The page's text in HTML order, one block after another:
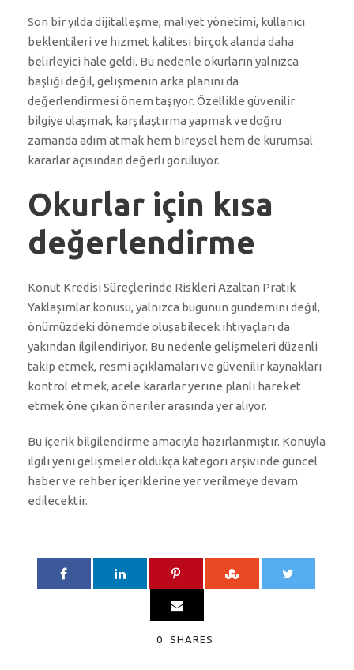
Son bir yılda dijitalleşme, maliyet yönetimi, kullanıcı
beklentileri ve hizmet kalitesi birçok alanda daha
belirleyici hale geldi. Bu nedenle okurların yalnızca
başlığı değil, gelişmenin arka planını da
değerlendirmesi önem taşıyor. Özellikle güvenilir
bilgiye ulaşmak, karşılaştırma yapmak ve doğru
zamanda adım atmak hem bireysel hem de kurumsal
kararlar açısından değerli görülüyor.
Okurlar için kısa
değerlendirme
Konut Kredisi Süreçlerinde Riskleri Azaltan Pratik
Yaklaşımlar konusu, yalnızca bugünün gündemini değil,
önümüzdeki dönemde oluşabilecek ihtiyaçları da
yakından ilgilendiriyor. Bu nedenle gelişmeleri düzenli
takip etmek, resmi açıklamaları ve güvenilir kaynakları
kontrol etmek, acele kararlar yerine planlı hareket
etmek öne çıkan öneriler arasında yer alıyor.
Bu içerik bilgilendirme amacıyla hazırlanmıştır. Konuyla
ilgili yeni gelişmeler oldukça kategori arşivinde güncel
haber ve rehber içeriklerine yer verilmeye devam
edilecektir.
0 SHARES